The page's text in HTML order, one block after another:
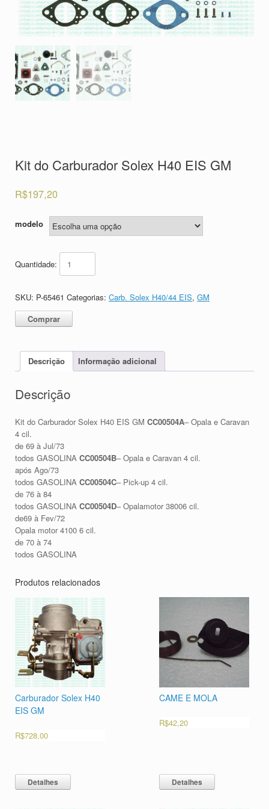
Kit do Carburador Solex H40 EIS GM
R$197,20
modelo
Quantidade:
Comprar
SKU: P-65461 Categorias: Carb. Solex H40/44 EIS, GM
Descrição Informação adicional
Descrição
Kit do Carburador Solex H40 EIS GM CC00504A– Opala e Caravan
4 cil.
de 69 à Jul/73
todos GASOLINA CC00504B– Opala e Caravan 4 cil.
após Ago/73
todos GASOLINA CC00504C– Pick-up 4 cil.
de 76 à 84
todos GASOLINA CC00504D– Opalamotor 38006 cil.
de69 à Fev/72
Opala motor 4100 6 cil.
de 70 à 74
todos GASOLINA
Produtos relacionados
Carburador Solex H40
EIS GM
R$728,00
Detalhes
CAME E MOLA
R$42,20
Detalhes